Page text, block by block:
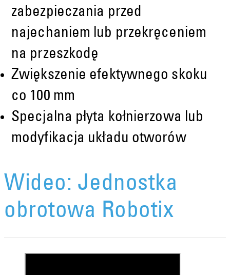
zabezpieczania przed
najechaniem lub przekręceniem
na przeszkodę
Zwiększenie efektywnego skoku
co 100 mm
Specjalna płyta kołnierzowa lub
modyfikacja układu otworów
Wideo: Jednostka
obrotowa Robotix